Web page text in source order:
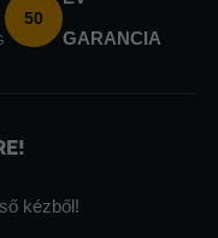
50
GARANCIA
kézből!